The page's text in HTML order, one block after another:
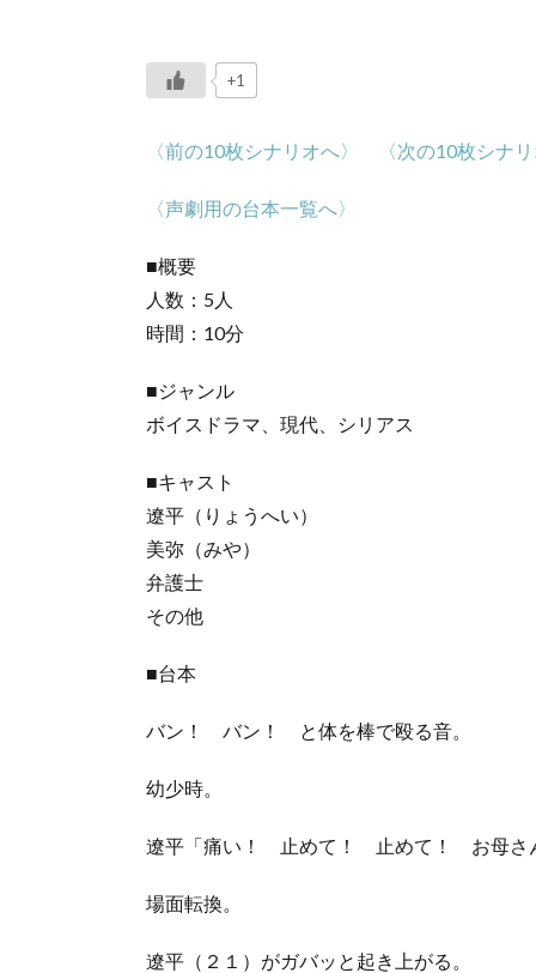
+1
〈前の10枚シナリオへ〉 〈次の10枚シナ
〈声劇用の台本一覧へ〉
■概要
人数：5人
時間：10分
■ジャンル
ボイスドラマ、現代、シリアス
■キャスト
遼平（りょうへい）
美弥（みや）
弁護士
その他
■台本
バン！ バン！ と体を棒で殴る音。
幼少時。
遼平「痛い！ 止めて！ 止めて！ お母さ
場面転換。
遼平（２１）がガバッと起き上がる。